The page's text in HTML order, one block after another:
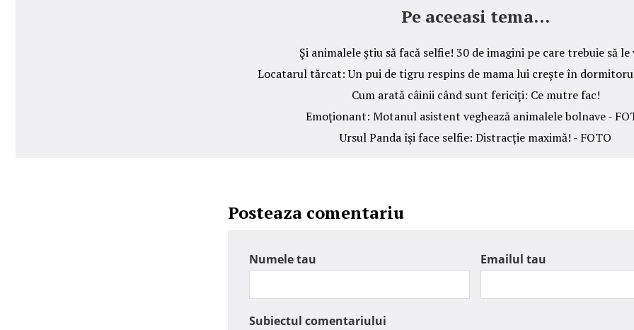
Pe aceeasi tema...
Şi animalele ştiu să facă selfie! 30 de imagini pe care trebuie să le
Locatarul tărcat: Un pui de tigru respins de mama lui creşte în
Cum arată câinii când sunt fericiţi: Ce mutre fac!
Emoţionant: Motanul asistent veghează animalele bolnave -
Ursul Panda îşi face selfie: Distracţie maximă! - FOTO
Posteaza comentariu
Numele tau Emailul tau
Subiectul comentariului